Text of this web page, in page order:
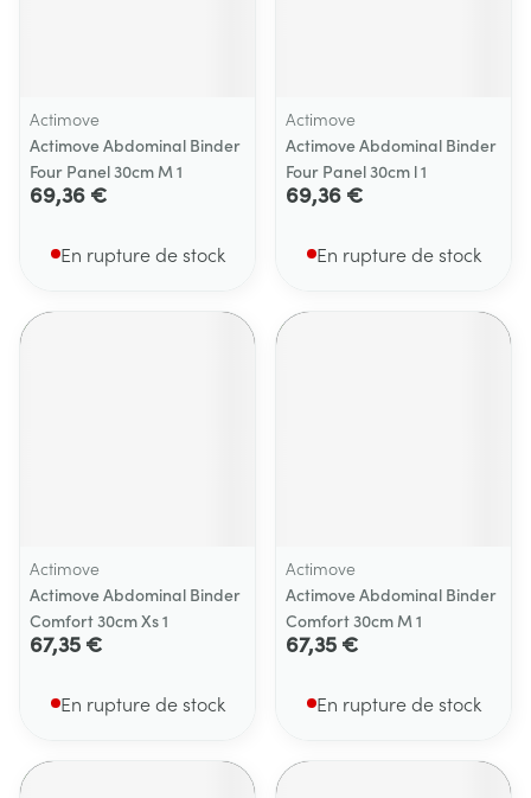
Actimove
Actimove Abdominal Binder
Four Panel 30cm M 1
69,36 €
En rupture de stock
Actimove
Actimove Abdominal Binder
Four Panel 30cm l 1
69,36 €
En rupture de stock
Actimove
Actimove Abdominal Binder
Comfort 30cm Xs 1
67,35 €
En rupture de stock
Actimove
Actimove Abdominal Binder
Comfort 30cm M 1
67,35 €
En rupture de stock